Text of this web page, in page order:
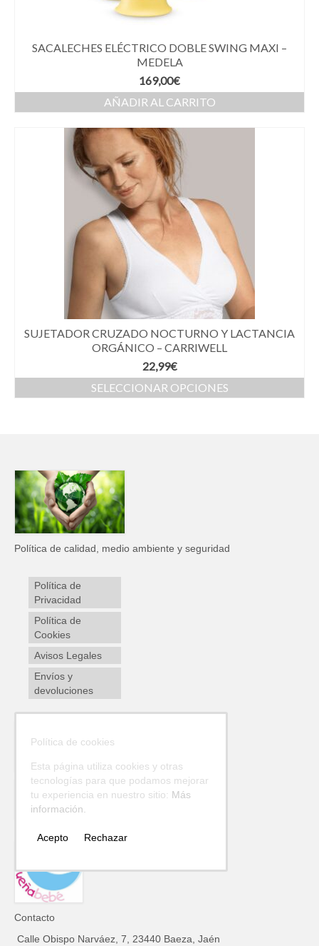
SACALECHES ELÉCTRICO DOBLE SWING MAXI –
MEDELA
169,00€
AÑADIR AL CARRITO
SUJETADOR CRUZADO NOCTURNO Y LACTANCIA
ORGÁNICO – CARRIWELL
22,99€
SELECCIONAR OPCIONES
Política de calidad, medio ambiente y seguridad
Política de
Privacidad
Política de
Cookies
Avisos Legales
Envíos y
devoluciones
Contacto
Calle Obispo Narváez, 7, 23440 Baeza, Jaén
Política de cookies
Esta página utiliza cookies y otras
tecnologías para que podamos mejorar
tu experiencia en nuestro sitio: Más
información.
Acepto Rechazar